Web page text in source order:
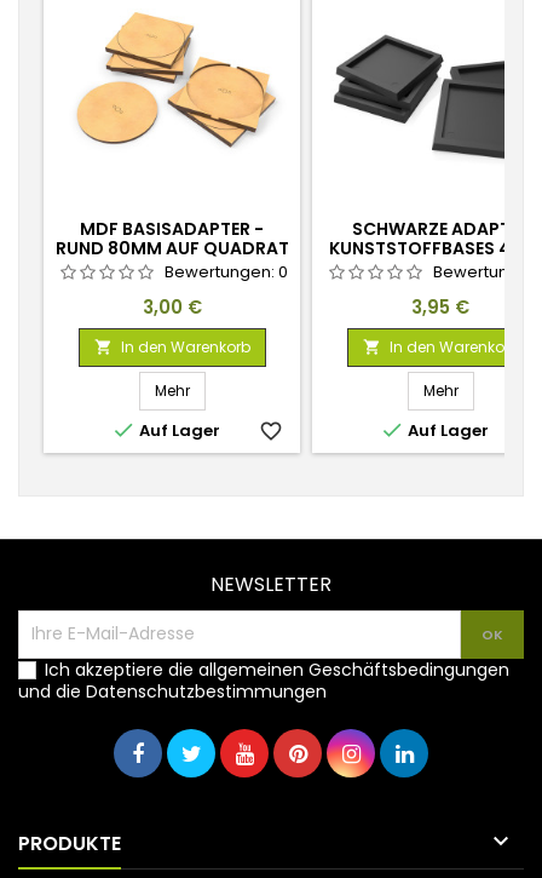
MDF BASISADAPTER -
RUND 80MM AUF QUADRAT
Bewertungen: 0
Preis
3,00 €
 In den Warenkorb
Mehr
 Auf Lager favorite_border
SCHWARZE ADAPTER
KUNSTSTOFFBASES 40
50MM
Preis
3,95 €
 In den Warenkorb
Mehr
 Auf Lager
NEWSLETTER
Ich akzeptiere die allgemeinen Geschäftsbedingungen
und die Datenschutzbestimmungen
PRODUKTE 